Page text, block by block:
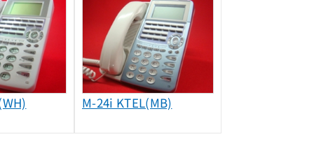
M-24i KTEL(MB)